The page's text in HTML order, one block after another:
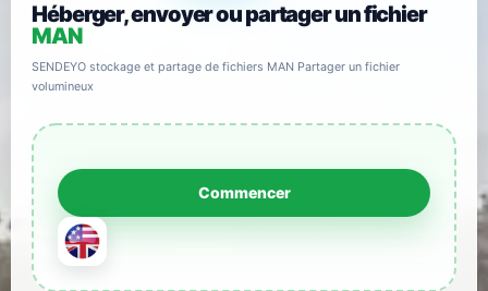
Héberger, envoyer ou partager un fichier
MAN
SENDEYO stockage et partage de fichiers MAN Partager un fichier
volumineux